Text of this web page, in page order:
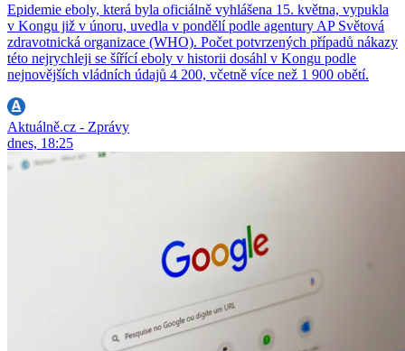
Epidemie eboly, která byla oficiálně vyhlášena 15. května, vypukla
v Kongu již v únoru, uvedla v pondělí podle agentury AP Světová
zdravotnická organizace (WHO). Počet potvrzených případů nákazy
této nejrychleji se šířící eboly v historii dosáhl v Kongu podle
nejnovějších vládních údajů 4 200, včetně více než 1 900 obětí.
Aktuálně.cz - Zprávy
dnes, 18:25